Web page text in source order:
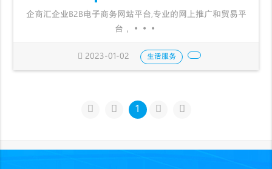
企商汇企业B2B电子商务网站平台,专业的网上推广和贸易平
台，···
2023-01-02 生活服务
1